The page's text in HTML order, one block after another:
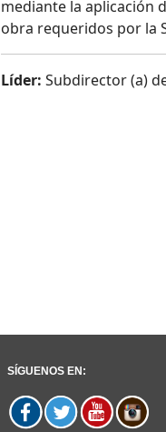
mediante la aplicación
obra requeridos por la
Líder: Subdirector (a)
SÍGUENOS EN: